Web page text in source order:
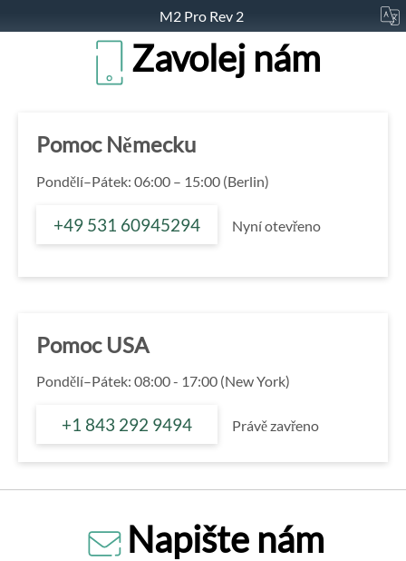
M2 Pro Rev 2
Zavolej nám
Pomoc Německu
Pondělí–Pátek: 06:00 – 15:00 (Berlin)
+49 531 60945294 Nyní otevřeno
Pomoc USA
Pondělí–Pátek: 08:00 - 17:00 (New York)
+1 843 292 9494 Právě zavřeno
Napište nám